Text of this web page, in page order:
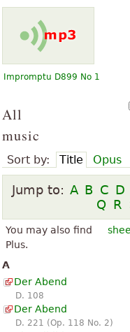
Impromptu D899 No 1
All
music
Sort by: Title Opus
Jump to: A B C D
Q R
You may also find
Plus.
A
Der Abend
D. 108
Der Abend
D. 221 (Op. 118 No. 2)